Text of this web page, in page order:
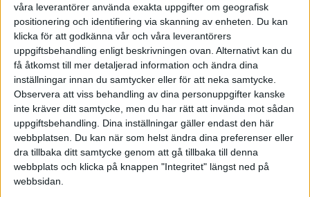
våra leverantörer använda exakta uppgifter om geografisk
positionering och identifiering via skanning av enheten. Du kan
klicka för att godkänna vår och våra leverantörers
uppgiftsbehandling enligt beskrivningen ovan. Alternativt kan du
få åtkomst till mer detaljerad information och ändra dina
inställningar innan du samtycker eller för att neka samtycke.
Observera att viss behandling av dina personuppgifter kanske
inte kräver ditt samtycke, men du har rätt att invända mot sådan
uppgiftsbehandling. Dina inställningar gäller endast den här
webbplatsen. Du kan när som helst ändra dina preferenser eller
dra tillbaka ditt samtycke genom att gå tillbaka till denna
webbplats och klicka på knappen "Integritet" längst ned på
webbsidan.
Har man ett företag i en traditionell och allvarssam
bransch, till exempel en begravningsbyrå, så kan det
upplevas negativt av kunderna ifall man är aktiv med
sitt företag på bloggar och sociala medier som